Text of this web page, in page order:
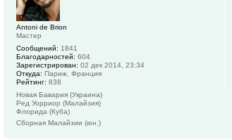
Antoni de Brion
Мастер
Сообщений: 1841
Благодарностей: 604
Зарегистрирован: 02 дек 2014, 23:34
Откуда: Париж, Франция
Рейтинг: 838
Новая Бавария (Украина)
Ред Уорриор (Малайзия)
Флорида (Куба)
Сборная Малайзии (юн.)